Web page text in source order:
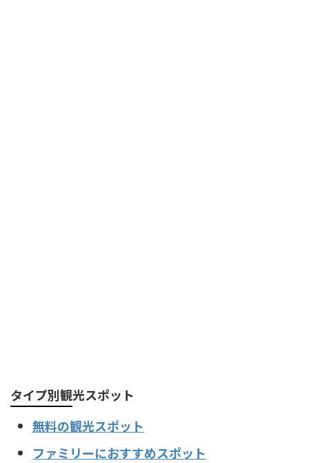
タイプ別観光スポット
無料の観光スポット
ファミリーにおすすめスポット